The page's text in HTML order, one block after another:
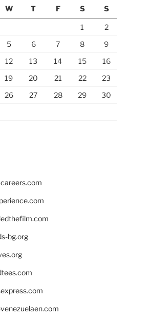
W T F S S
1
2
5 6 7 8
9
12 13 14 15
16
19 20 21 22
23
26 27 28 29
30
bg.org